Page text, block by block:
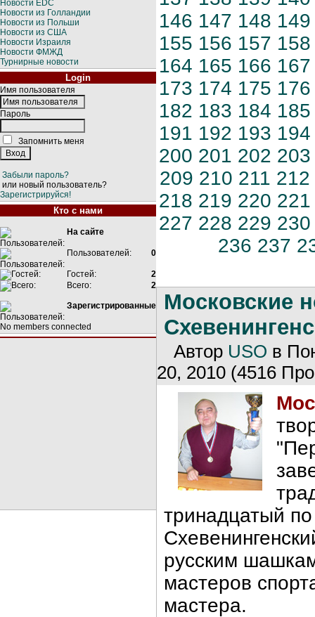
Новости EDC
Новости из Голландии
Новости из Польши
Новости из США
Новости Израиля
Новости ФМЖД
Турнирные новости
Login
Имя пользователя
Пароль
Запомнить меня
Забыли пароль?
или новый пользователь?
Зарегистрируйся!
Кто с нами
На сайте
Пользователей: 0
Гостей:
2
Всего:
2
Зарегистрированные
No members connected
146 147 148 149
155 156 157 158
164 165 166 167
173 174 175 176
182 183 184 185
191 192 193 194
200 201 202 203
209 210 211 212
218 219 220 221
227 228 229 230
236 237
Московские
Автор USO в
20, 2010 (4516
тринадцатый по
русским
мастеров
мастера.